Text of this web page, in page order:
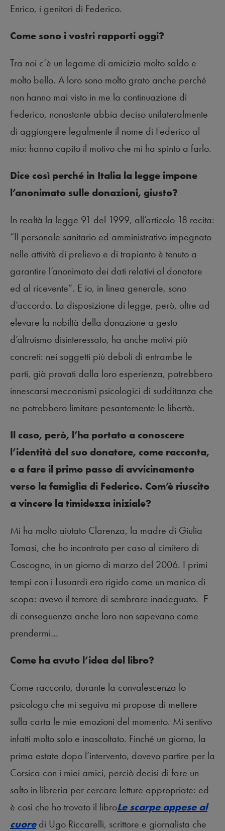
Enrico, i genitori di Federico.
Come sono i vostri rapporti oggi?
Tra noi c’è un legame di amicizia molto saldo e
molto bello. A loro sono molto grato anche perché
non hanno mai visto in me la continuazione di
Federico, nonostante abbia deciso unilateralmente
di aggiungere legalmente il nome di Federico al
mio: hanno capito il motivo che mi ha spinto a farlo.
Dice così perché in Italia la legge impone
l’anonimato sulle donazioni, giusto?
In realtà la legge 91 del 1999, all’articolo 18 recita:
“Il personale sanitario ed amministrativo impegnato
nelle attività di prelievo e di trapianto è tenuto a
garantire l’anonimato dei dati relativi al donatore
ed al ricevente”. E io, in linea generale, sono
d’accordo. La disposizione di legge, però, oltre ad
elevare la nobiltà della donazione a gesto
d’altruismo disinteressato, ha anche motivi più
concreti: nei soggetti più deboli di entrambe le
parti, già provati dalla loro esperienza, potrebbero
innescarsi meccanismi psicologici di sudditanza che
ne potrebbero limitare pesantemente le libertà.
Il caso, però, l’ha portato a conoscere
l’identità del suo donatore, come racconta,
e a fare il primo passo di avvicinamento
verso la famiglia di Federico. Com’è riuscito
a vincere la timidezza iniziale?
Mi ha molto aiutato Clarenza, la madre di Giulia
Tomasi, che ho incontrato per caso al cimitero di
Coscogno, in un giorno di marzo del 2006. I primi
tempi con i Lusuardi ero rigido come un manico di
scopa: avevo il terrore di sembrare inadeguato. E
di conseguenza anche loro non sapevano come
prendermi…
Come ha avuto l’idea del libro?
Come racconto, durante la convalescenza lo
psicologo che mi seguiva mi propose di mettere
sulla carta le mie emozioni del momento. Mi sentivo
infatti molto solo e inascoltato. Finché un giorno, la
prima estate dopo l’intervento, dovevo partire per la
Corsica con i miei amici, perciò decisi di fare un
salto in libreria per cercare letture appropriate: ed
è così che ho trovato il libroLe scarpe appese al
cuoredi Ugo Riccarelli, scrittore e giornalista che